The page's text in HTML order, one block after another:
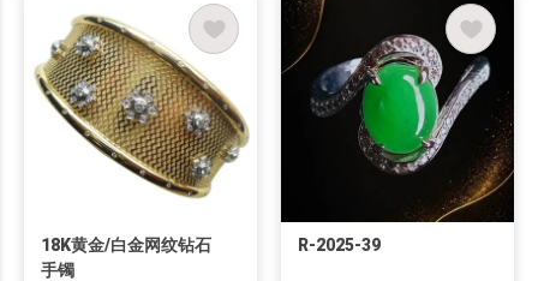
18K黄金/白金网纹钻石
手镯
R-2025-39